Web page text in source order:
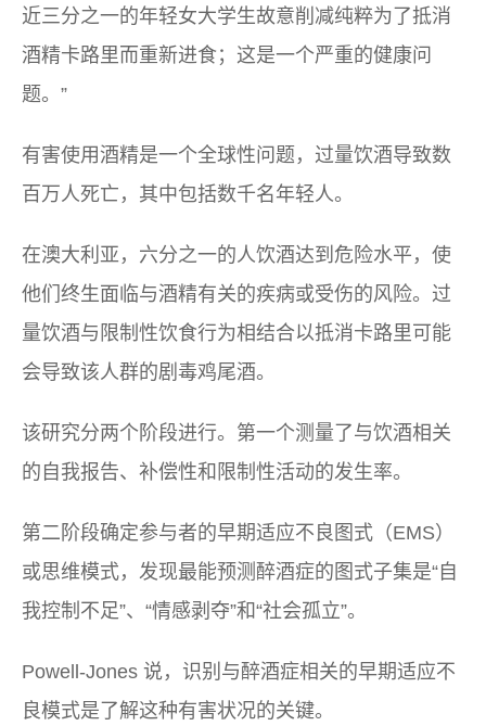
近三分之一的年轻女大学生故意削减纯粹为了抵消
酒精卡路里而重新进食；这是一个严重的健康问
题。”
有害使用酒精是一个全球性问题，过量饮酒导致数
百万人死亡，其中包括数千名年轻人。
在澳大利亚，六分之一的人饮酒达到危险水平，使
他们终生面临与酒精有关的疾病或受伤的风险。过
量饮酒与限制性饮食行为相结合以抵消卡路里可能
会导致该人群的剧毒鸡尾酒。
该研究分两个阶段进行。第一个测量了与饮酒相关
的自我报告、补偿性和限制性活动的发生率。
第二阶段确定参与者的早期适应不良图式（EMS）
或思维模式，发现最能预测醉酒症的图式子集是“自
我控制不足”、“情感剥夺”和“社会孤立”。
Powell-Jones 说，识别与醉酒症相关的早期适应不
良模式是了解这种有害状况的关键。